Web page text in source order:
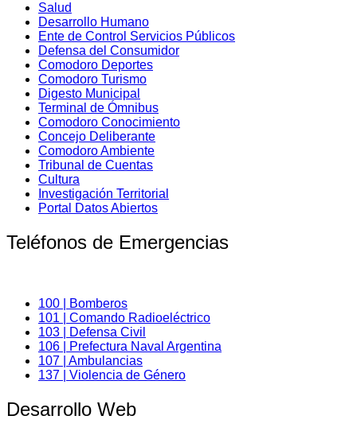
Salud
Desarrollo Humano
Ente de Control Servicios Públicos
Defensa del Consumidor
Comodoro Deportes
Comodoro Turismo
Digesto Municipal
Terminal de Ómnibus
Comodoro Conocimiento
Concejo Deliberante
Comodoro Ambiente
Tribunal de Cuentas
Cultura
Investigación Territorial
Portal Datos Abiertos
Teléfonos de Emergencias
100 | Bomberos
101 | Comando Radioeléctrico
103 | Defensa Civil
106 | Prefectura Naval Argentina
107 | Ambulancias
137 | Violencia de Género
Desarrollo Web